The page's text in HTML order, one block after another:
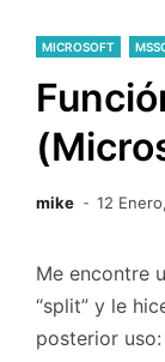
MICROSOFT
mike 12
Me encontre
“split” y le
posterior uso: